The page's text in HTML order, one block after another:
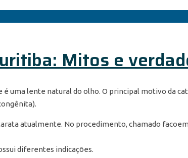
Mitos e
é uma lente natural do olho. O principal motivo da
atualmente. No procedimento, chamado
diferentes indicações.